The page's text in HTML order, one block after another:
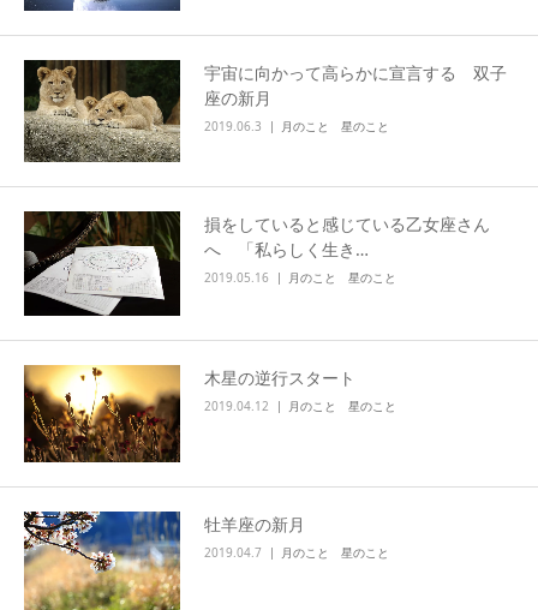
宇宙に向かって高らかに宣言する 双子
座の新月
2019.06.3 月のこと 星のこと
損をしていると感じている乙女座さん
へ 「私らしく生き…
2019.05.16 月のこと 星のこと
木星の逆行スタート
2019.04.12 月のこと 星のこと
牡羊座の新月
2019.04.7 月のこと 星のこと